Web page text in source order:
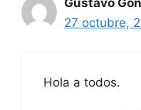
Gustavo
27 octubre,
Hola a todos.